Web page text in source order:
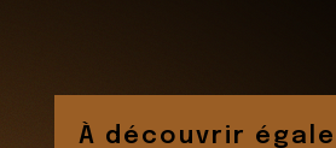
À découvrir